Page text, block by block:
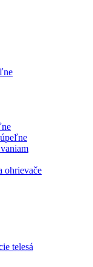
ohrievače
telesá